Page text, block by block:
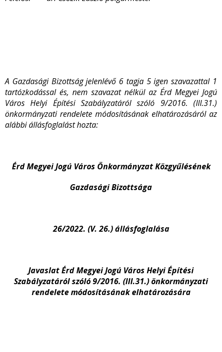
A Gazdasági Bizottság jelenlévő 6 tagja 5 igen szavazattal 1
tartózkodással és, nem szavazat nélkülaz Érd Megyei Jogú
Város Helyi Építési Szabályzatáról szóló 9/2016. (III.31.)
önkormányzati rendelete módosításának elhatározásáról az
alábbi állásfoglalást hozta:
Érd Megyei Jogú Város Önkormányzat Közgyűlésének
Gazdasági Bizottsága
26/2022. (V. 26.)állásfoglalása
JavaslatÉrd Megyei Jogú Város Helyi Építési
Szabályzatáról szóló 9/2016. (III.31.) önkormányzati
rendelete módosításának elhatározására